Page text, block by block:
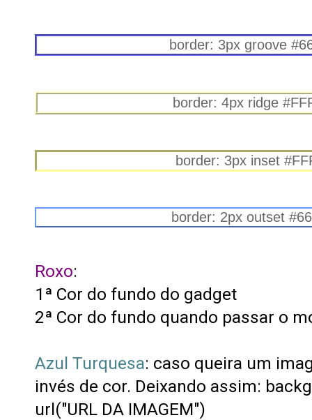
border: 3px groove
border: 4px ridge
border: 3px inset
border: 2px outset
Roxo:
1ª Cor do fundo do gadget
2ª Cor do fundo quando passar o
Azul Turquesa: caso queira um
invés de cor. Deixando assim:
url("URL DA IMAGEM")